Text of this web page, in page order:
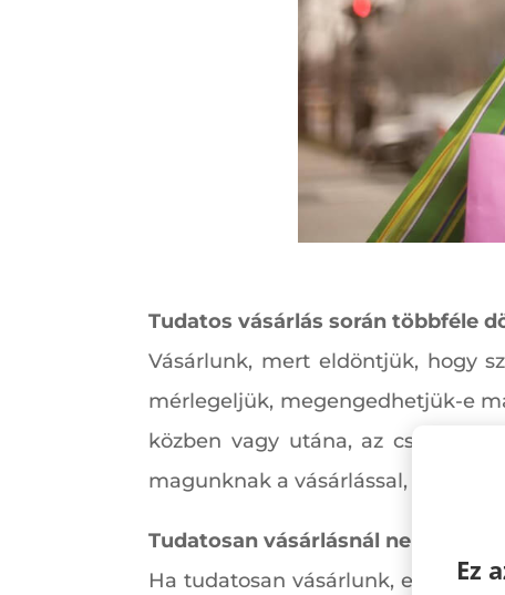
Tudatos vásárlás során többféle
Vásárlunk, mert eldöntjük, hogy
mérlegeljük, megengedhetjük-e
közben vagy utána, az csak hab
magunknak a vásárlással, sokkal
Tudatosan vásárlásnál nem
Ha tudatosan vásárlunk,
Ez